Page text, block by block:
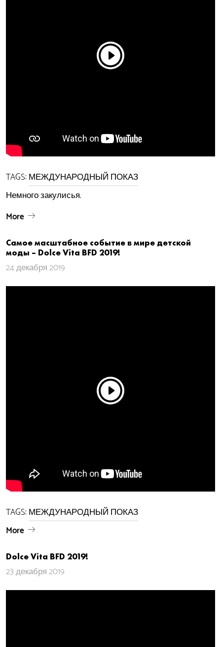
TAGS: МЕЖДУНАРОДНЫЙ ПОКАЗ
Немного закулисья.
More
Самое масштабное событие в мире детской
моды – Dolce Vita​ BFD 2019!
24 декабря 2019
TAGS: МЕЖДУНАРОДНЫЙ ПОКАЗ
More
Dolce Vita​ BFD 2019!
23 декабря 2019